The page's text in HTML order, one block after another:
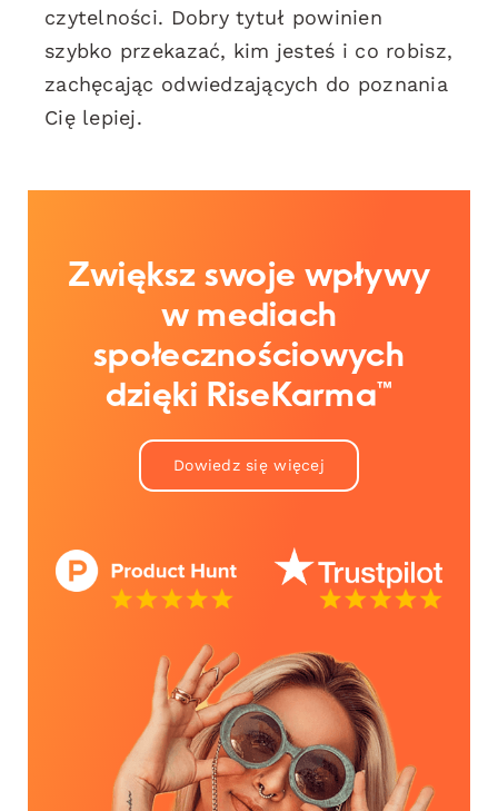
czytelności. Dobry tytuł powinien
szybko przekazać, kim jesteś i co robisz,
zachęcając odwiedzających do poznania
Cię lepiej.
Zwiększ swoje wpływy
w mediach
społecznościowych
dzięki RiseKarma™
Dowiedz się więcej